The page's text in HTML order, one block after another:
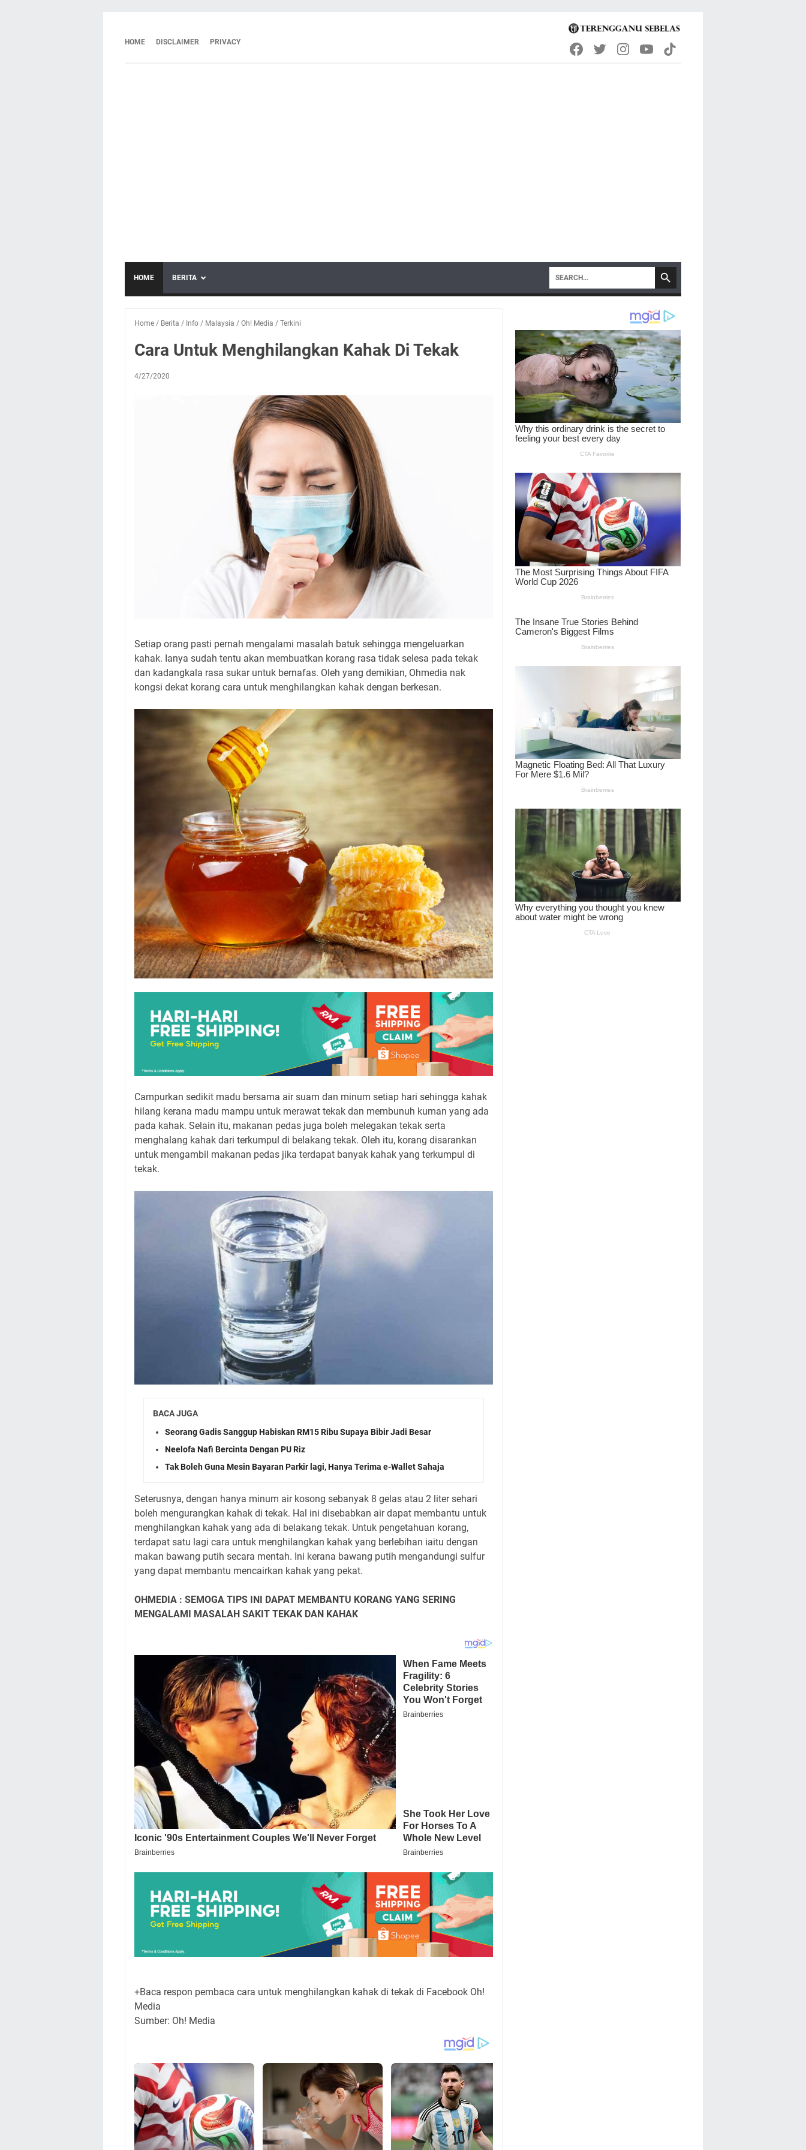
HOME DISCLAIMER PRIVACY
HOME BERITA
Home / Berita / Info / Malaysia / Oh! Media / Terkini
Cara Untuk Menghilangkan Kahak Di Tekak
4/27/2020
Setiap orang pasti pernah mengalami masalah batuk sehingga mengeluarkan
kahak. Ianya sudah tentu akan membuatkan korang rasa tidak selesa pada tekak
dan kadangkala rasa sukar untuk bernafas. Oleh yang demikian, Ohmedia nak
kongsi dekat korang cara untuk menghilangkan kahak dengan berkesan.
Campurkan sedikit madu bersama air suam dan minum setiap hari sehingga kahak
hilang kerana madu mampu untuk merawat tekak dan membunuh kuman yang ada
pada kahak. Selain itu, makanan pedas juga boleh melegakan tekak serta
menghalang kahak dari terkumpul di belakang tekak. Oleh itu, korang disarankan
untuk mengambil makanan pedas jika terdapat banyak kahak yang terkumpul di
tekak.
BACA JUGA
Seorang Gadis Sanggup Habiskan RM15 Ribu Supaya Bibir Jadi Besar
Neelofa Nafi Bercinta Dengan PU Riz
Tak Boleh Guna Mesin Bayaran Parkir lagi, Hanya Terima e-Wallet Sahaja
Seterusnya, dengan hanya minum air kosong sebanyak 8 gelas atau 2 liter sehari
boleh mengurangkan kahak di tekak. Hal ini disebabkan air dapat membantu untuk
menghilangkan kahak yang ada di belakang tekak. Untuk pengetahuan korang,
terdapat satu lagi cara untuk menghilangkan kahak yang berlebihan iaitu dengan
makan bawang putih secara mentah. Ini kerana bawang putih mengandungi sulfur
yang dapat membantu mencairkan kahak yang pekat.
OHMEDIA : SEMOGA TIPS INI DAPAT MEMBANTU KORANG YANG SERING
MENGALAMI MASALAH SAKIT TEKAK DAN KAHAK
+Baca respon pembaca cara untuk menghilangkan kahak di tekak di Facebook Oh!
Media
Sumber: Oh! Media